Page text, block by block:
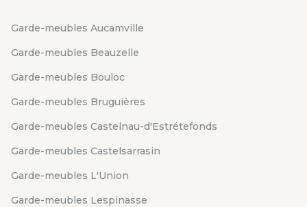
Garde-meubles Aucamville
Garde-meubles Beauzelle
Garde-meubles Bouloc
Garde-meubles Bruguières
Garde-meubles Castelnau-d'Estrétefonds
Garde-meubles Castelsarrasin
Garde-meubles L'Union
Garde-meubles Lespinasse